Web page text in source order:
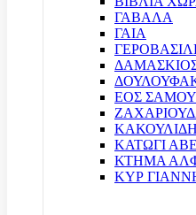
ΓΑΒΑΛΑ
ΓΑΙΑ
ΕΟΣ ΣΑΜΟΥ
ΚΑΚΟΥΛΙΔΗ
ΚΑΤΩΓΙ
ΚΤΗΜΑ
ΚΥΡ